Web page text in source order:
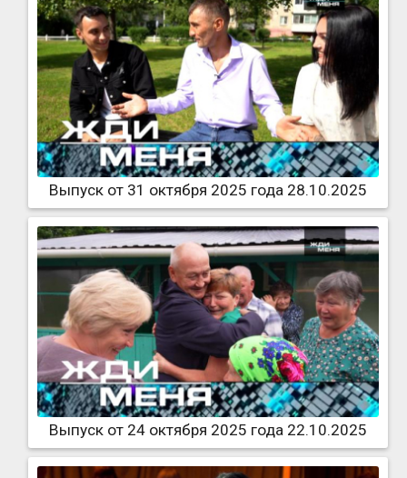
Выпуск от 31 октября 2025 года 28.10.2025
Выпуск от 24 октября 2025 года 22.10.2025